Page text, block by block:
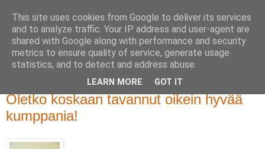
Oletko koskaan tavannut oikein hyvää
kumppania!
This site uses cookies from Google to deliver its services
and to analyze traffic. Your IP address and user-agent are
shared with Google along with performance and security
metrics to ensure quality of service, generate usage
statistics, and to detect and address abuse.
LEARN MORE GOT IT